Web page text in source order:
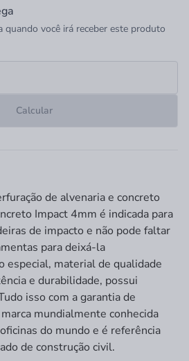
quando você irá receber este produto
Calcular
de alvenaria e concreto
Impact 4mm é indicada para
de impacto e não pode faltar
para deixá-la
especial, material de qualidade
e durabilidade, possui
isso com a garantia de
mundialmente conhecida
do mundo e é referência
de construção civil.